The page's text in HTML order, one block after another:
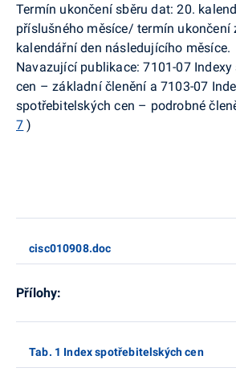
Termín ukončení sběru dat: 20.
příslušného měsíce/ termín ukončení
kalendářní den následujícího měsíce.
Navazující publikace: 7101-07
cen – základní členění a 7103-07
spotřebitelských cen – podrobné
7 )
cisc010908.doc
Přílohy:
Tab. 1 Index spotřebitelských cen